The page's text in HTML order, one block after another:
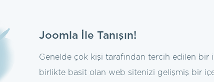
Joomla İle Tanışın!
Genelde çok kişi tarafından tercih edilen
birlikte basit olan web sitenizi gelişmiş bir